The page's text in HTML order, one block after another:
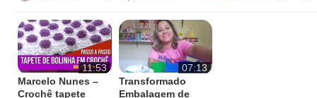
11:53
Marcelo Nunes –
Crochê tapete
07:13
Transformado
Embalagem de